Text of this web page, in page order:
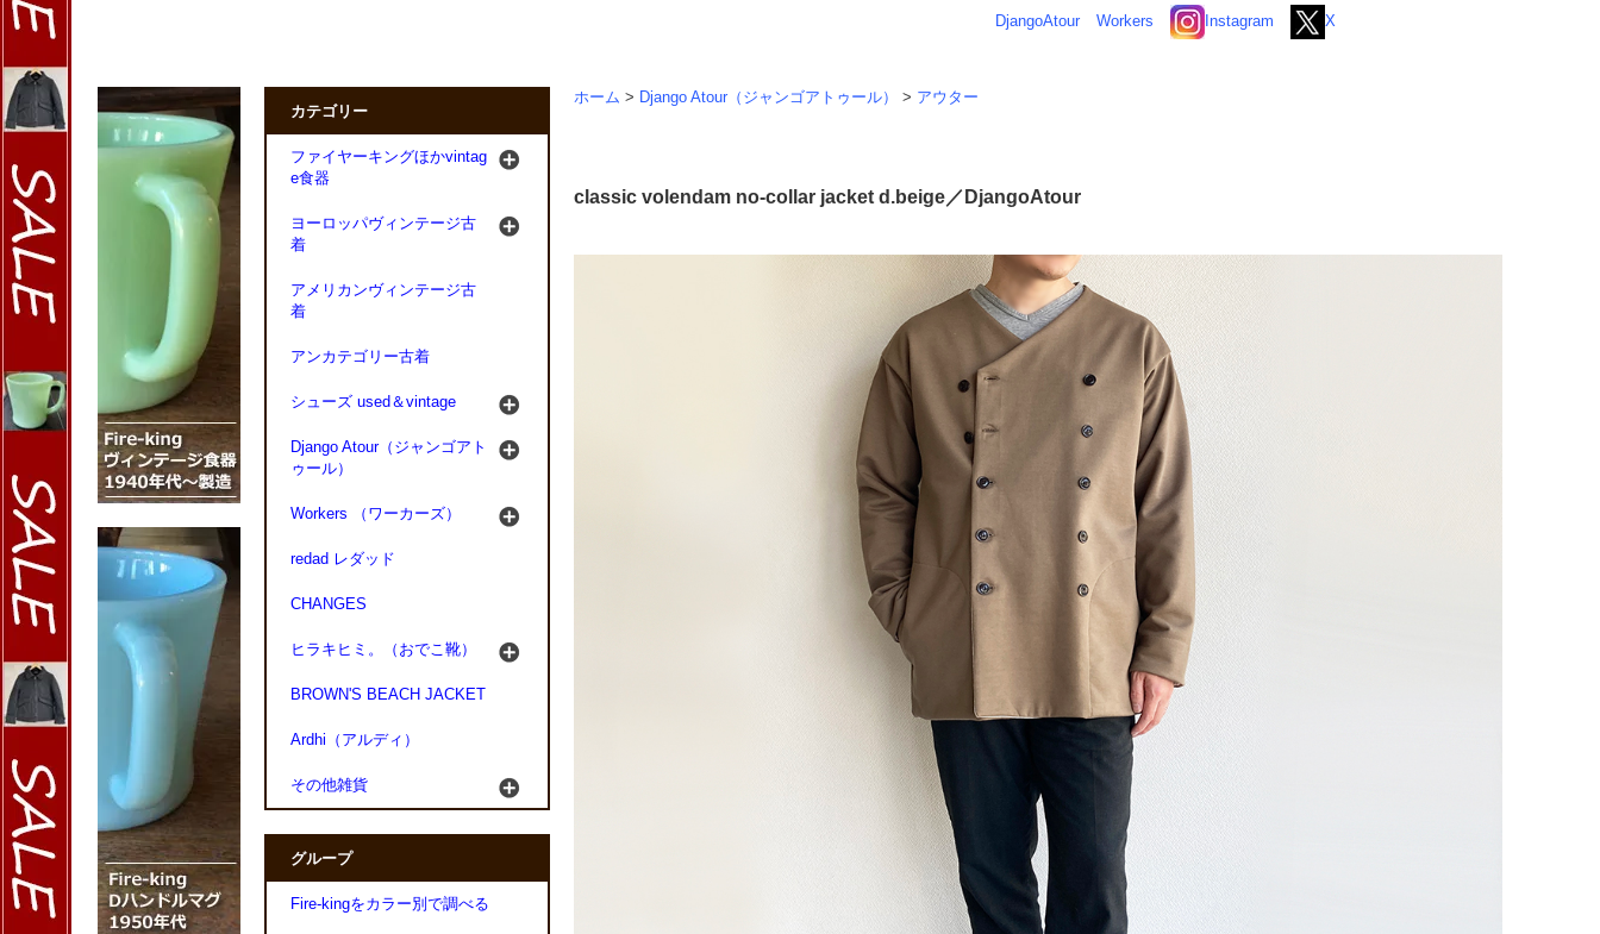
DjangoAtour
Workers Instagram X
ホーム > Django Atour（ジャンゴアトゥール） > アウター
classic volendam no-collar jacket d.beige／DjangoAtour
カテゴリー
ファイヤーキングほかvintag
e食器
ヨーロッパヴィンテージ古
着
アメリカンヴィンテージ古
着
アンカテゴリー古着
シューズ used＆vintage
Django Atour（ジャンゴアト
ゥール）
Workers （ワーカーズ）
redad レダッド
CHANGES
ヒラキヒミ。（おでこ靴）
BROWN'S BEACH JACKET
Ardhi（アルディ）
その他雑貨
グループ
Fire-kingをカラー別で調べる